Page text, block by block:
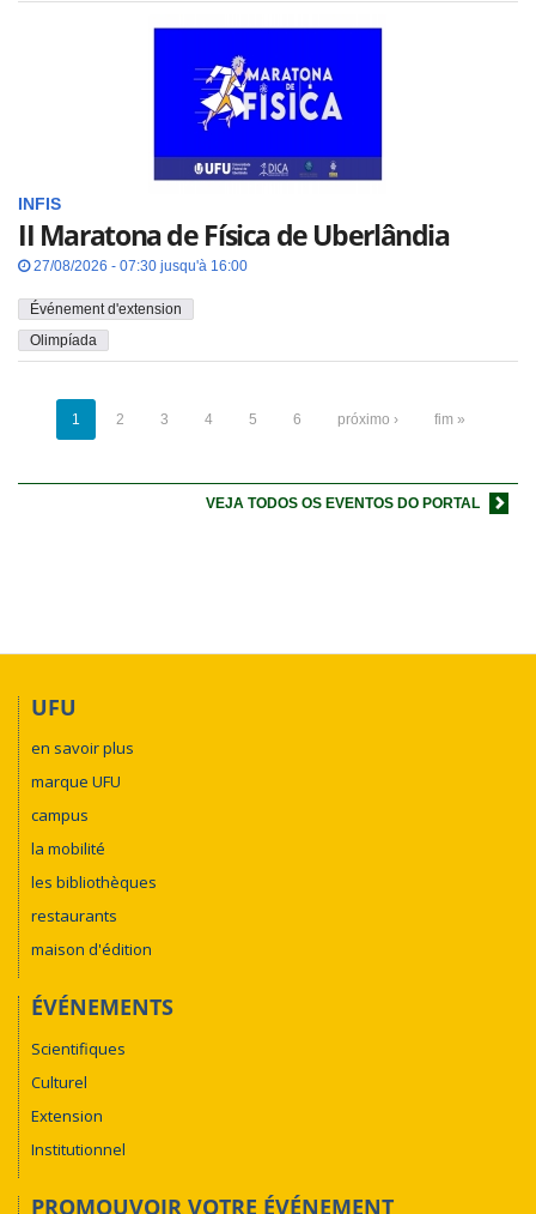
INFIS
II Maratona de Física de Uberlândia
27/08/2026 - 07:30 jusqu'à 16:00
Événement d'extension
Olimpíada
1 2 3 4 5 6 próximo › fim »
VEJA TODOS OS EVENTOS DO PORTAL
UFU
en savoir plus
marque UFU
campus
la mobilité
les bibliothèques
restaurants
maison d'édition
ÉVÉNEMENTS
Scientifiques
Culturel
Extension
Institutionnel
PROMOUVOIR VOTRE ÉVÉNEMENT